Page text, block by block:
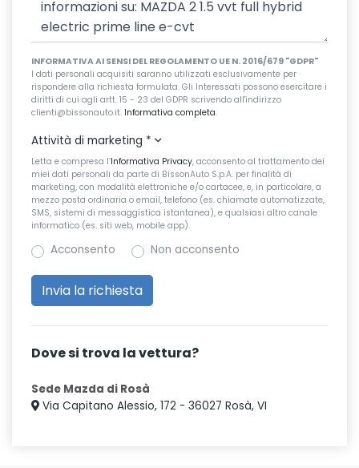
INFORMATIVA AI SENSI DEL REGOLAMENTO UE N. 2016/679 "GDPR"
I dati personali acquisiti saranno utilizzati esclusivamente per
rispondere alla richiesta formulata. Gli Interessati possono esercitare i
diritti di cui agli artt. 15 - 23 del GDPR scrivendo all'indirizzo
clienti@bissonauto.it. Informativa completa.
Attività di marketing *
Letta e compresa l’Informativa Privacy, acconsento al trattamento dei
miei dati personali da parte di BissonAuto S.p.A. per finalità di
marketing, con modalità elettroniche e/o cartacee, e, in particolare, a
mezzo posta ordinaria o email, telefono (es. chiamate automatizzate,
SMS, sistemi di messaggistica istantanea), e qualsiasi altro canale
informatico (es. siti web, mobile app).
Acconsento Non acconsento
Dove si trova la vettura?
Sede Mazda di Rosà
Via Capitano Alessio, 172 - 36027 Rosà, VI